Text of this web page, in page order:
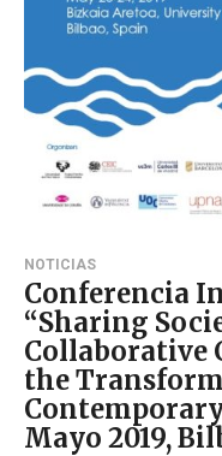
NOTICIAS
Conferencia
“Sharing
Collaborative
the
Contemporary
Mayo 2019,